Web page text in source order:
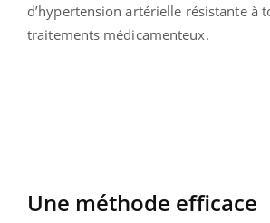
d’hypertension artérielle résistante à
traitements médicamenteux.
Une méthode efficace